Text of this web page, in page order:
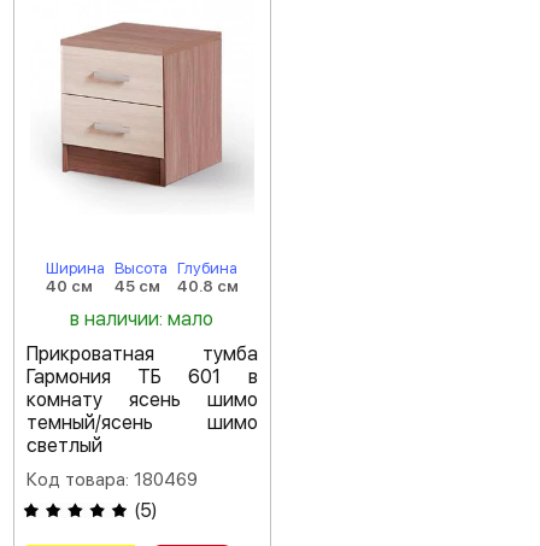
Ширина
40 см
Высота
45 см
Глубина
40.8 см
в наличии: мало
Прикроватная тумба
Гармония ТБ 601 в
комнату ясень шимо
темный/ясень шимо
светлый
Код товара: 180469
(5)